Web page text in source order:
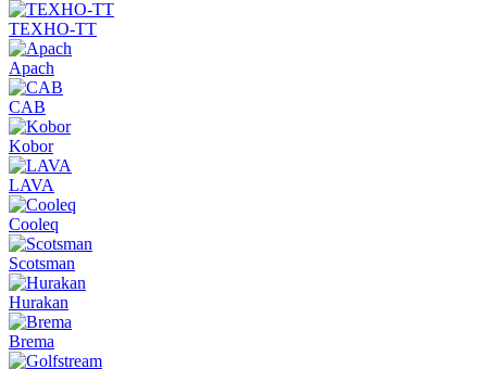
ТЕХНО-ТТ
Apach
CAB
Kobor
LAVA
Cooleq
Scotsman
Hurakan
Brema